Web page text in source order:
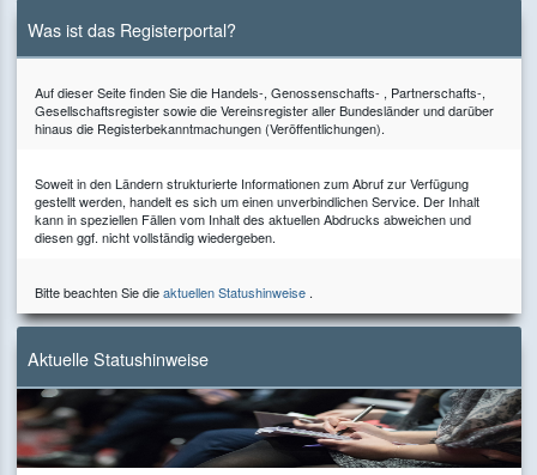
Nutzung
Was ist das Registerportal?
Auf dieser Seite finden Sie die Handels-, Genossenschafts- , Partnerschafts-,
Gesellschaftsregister sowie die Vereinsregister aller Bundesländer und darüber
hinaus die Registerbekanntmachungen (Veröffentlichungen).
Soweit in den Ländern strukturierte Informationen zum Abruf zur Verfügung
gestellt werden, handelt es sich um einen unverbindlichen Service. Der Inhalt
kann in speziellen Fällen vom Inhalt des aktuellen Abdrucks abweichen und
diesen ggf. nicht vollständig wiedergeben.
Bitte beachten Sie dieaktuellen Statushinweise.
Aktuelle Statushinweise